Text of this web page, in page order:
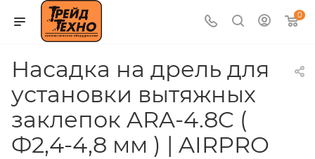
0
Насадка на дрель для
установки вытяжных
заклепок ARA-4.8C (
Ф2,4-4,8 мм ) | AIRPRO